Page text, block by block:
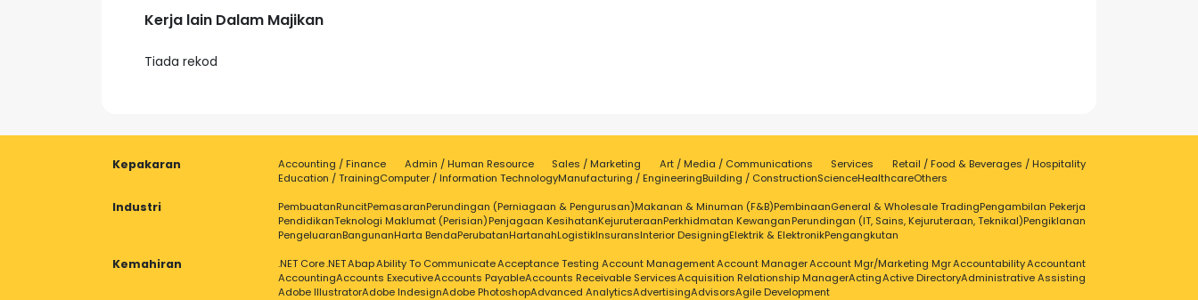
Kerja lain Dalam Majikan
Tiada rekod
Kepakaran Accounting / Finance Admin / Human Resource Sales / Marketing Art / Media / Communications Services
Retail / Food & Beverages / Hospitality
Education / TrainingComputer / Information TechnologyManufacturing / EngineeringBuilding / ConstructionScienceHealthcareOthers
Industri PembuatanRuncitPemasaranPerundingan (Perniagaan & Pengurusan)Makanan & Minuman (F&B)PembinaanGeneral & Wholesale TradingPengambilan Pekerja
PendidikanTeknologi Maklumat (Perisian)Penjagaan KesihatanKejuruteraanPerkhidmatan KewanganPerundingan (IT, Sains, Kejuruteraan, Teknikal)Pengiklanan
PengeluaranBangunanHarta BendaPerubatanHartanahLogistikInsuransInterior DesigningElektrik & ElektronikPengangkutan
Kemahiran .NET Core.NETAbapAbility To CommunicateAcceptance Testing Account ManagementAccount ManagerAccount Mgr/Marketing MgrAccountabilityAccountant
AccountingAccounts ExecutiveAccounts PayableAccounts Receivable ServicesAcquisition Relationship ManagerActingActive DirectoryAdministrative Assisting
Adobe IllustratorAdobe IndesignAdobe PhotoshopAdvanced AnalyticsAdvertisingAdvisorsAgile Development